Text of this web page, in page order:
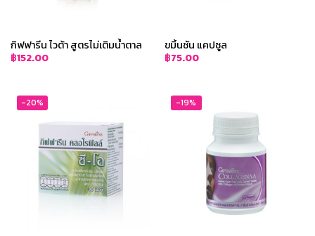
กิฟฟารีน ไวต้า สูตรไม่เติมน้ำตาล
฿152.00
ขมิ้นชัน แคปซูล
฿75.00
-20% -19%